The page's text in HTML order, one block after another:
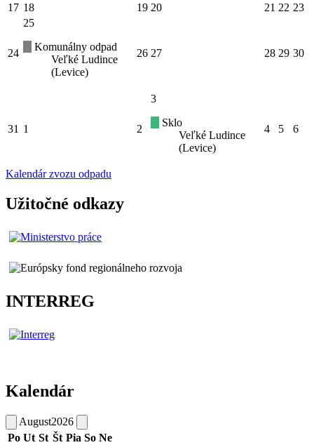
17 18 19 20 21 22 23
24
25
Komunálny odpad
Veľké Ludince
(Levice)
26 27 28 29 30
31 1 2
3
Sklo
Veľké Ludince
(Levice)
4 5 6
Kalendár zvozu odpadu
Užitočné odkazy
INTERREG
Kalendár
August2026
Po Ut St Št Pia So Ne